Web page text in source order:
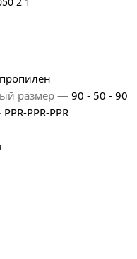
размер — 90 - 50 - 90
PPR-PPR-PPR